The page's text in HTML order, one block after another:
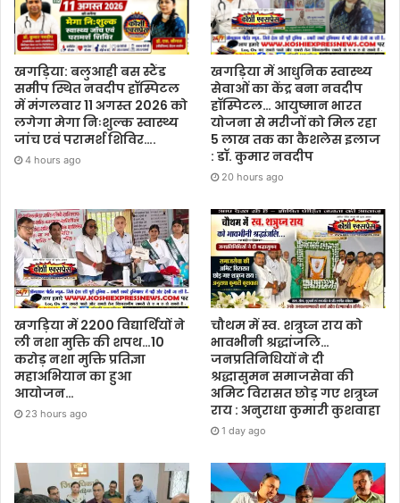
खगड़िया: बलुआही बस स्टैंड
समीप स्थित नवदीप हॉस्पिटल
में मंगलवार 11 अगस्त 2026 को
लगेगा मेगा निःशुल्क स्वास्थ्य
जांच एवं परामर्श शिविर….
4 hours ago
खगड़िया में आधुनिक स्वास्थ्य
सेवाओं का केंद्र बना नवदीप
हॉस्पिटल… आयुष्मान भारत
योजना से मरीजों को मिल रहा
5 लाख तक का कैशलेस इलाज
: डॉ. कुमार नवदीप
20 hours ago
खगड़िया में 2200 विद्यार्थियों ने
ली नशा मुक्ति की शपथ…10
करोड़ नशा मुक्ति प्रतिज्ञा
महाअभियान का हुआ
आयोजन…
23 hours ago
चौथम में स्व. शत्रुघ्न राय को
भावभीनी श्रद्धांजलि…
जनप्रतिनिधियों ने दी
श्रद्धासुमन समाजसेवा की
अमिट विरासत छोड़ गए शत्रुघ्न
राय : अनुराधा कुमारी कुशवाहा
1 day ago